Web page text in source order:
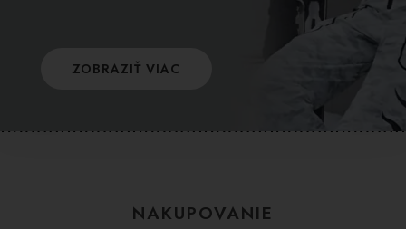
ZOBRAZIŤ VIAC
NAKUPOVANIE